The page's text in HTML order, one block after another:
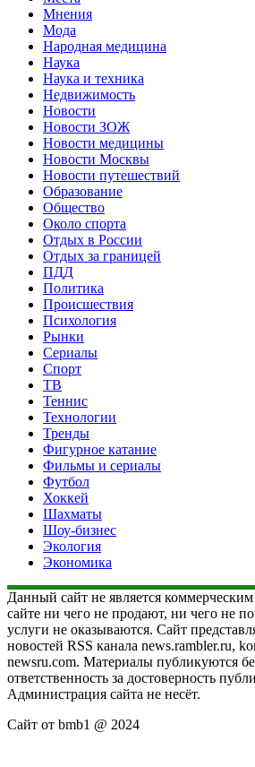
Мнения
Мода
Народная медицина
Наука
Наука и техника
Недвижимость
Новости
Новости ЗОЖ
Новости медицины
Новости Москвы
Новости путешествий
Образование
Общество
Около спорта
Отдых в России
Отдых за границей
ПДД
Политика
Происшествия
Психология
Рынки
Сериалы
Спорт
ТВ
Теннис
Технологии
Тренды
Фигурное катание
Фильмы и сериалы
Футбол
Хоккей
Шахматы
Шоу-бизнес
Экология
Экономика
Данный сайт не является
сайте ни чего не продают, ни чего не
услуги не оказываются. Сайт
новостей RSS канала news.rambler.ru,
newsru.com. Материалы публикуются
ответственность за достоверность
Администрация сайта не несёт.
Сайт от bmb1 @ 2024